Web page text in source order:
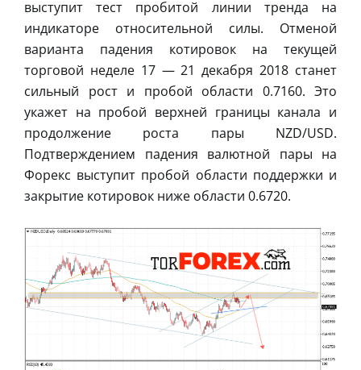
выступит тест пробитой линии тренда на
индикаторе относительной силы. Отменой
варианта падения котировок на текущей
торговой неделе 17 — 21 декабря 2018 станет
сильный рост и пробой области 0.7160. Это
укажет на пробой верхней границы канала и
продолжение роста пары NZD/USD.
Подтверждением падения валютной пары на
Форекс выступит пробой области поддержки и
закрытие котировок ниже области 0.6720.